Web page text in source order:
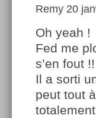
Remy 20
Oh yeah !
Fed me
s’en fout !!
Il a sorti
peut tout